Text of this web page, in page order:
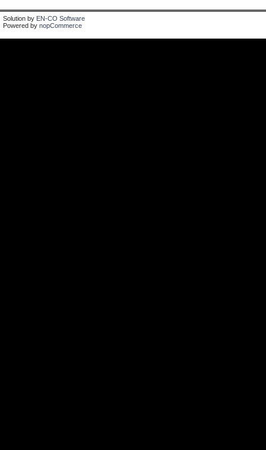
Solution by EN-CO Software
Powered by nopCommerce